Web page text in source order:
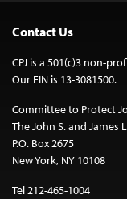
Contact Us
CPJ is a 501(c)3 non-
Our EIN is 13-3081500.
Committee to Protect
The John S. and
P.O. Box 2675
New York, NY 10108
Tel 212-465-1004